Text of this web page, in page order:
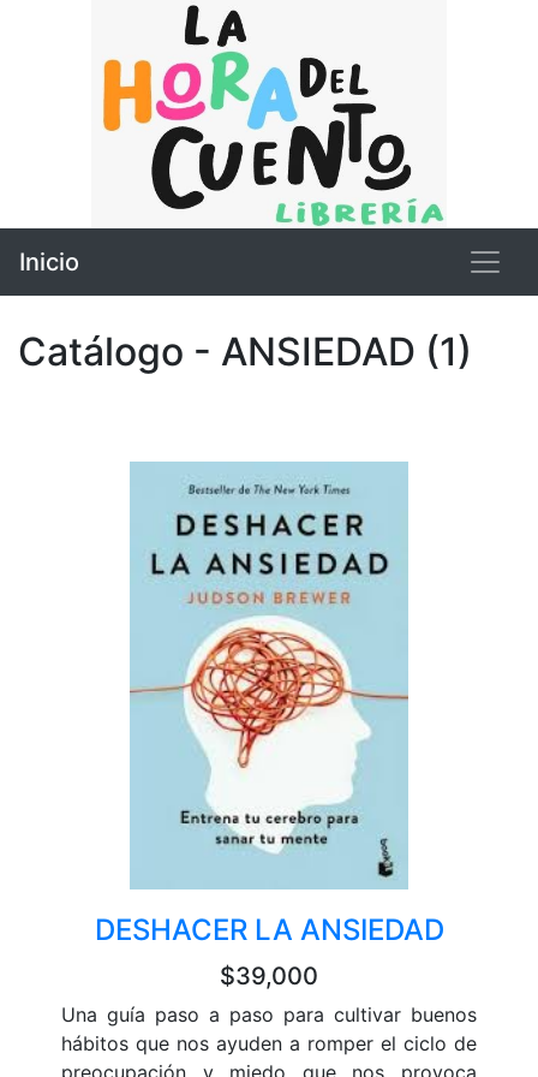
Inicio
Catálogo - ANSIEDAD (1)
DESHACER LA ANSIEDAD
$39,000
Una guía paso a paso para cultivar buenos
hábitos que nos ayuden a romper el ciclo de
preocupación y miedo que nos provoca